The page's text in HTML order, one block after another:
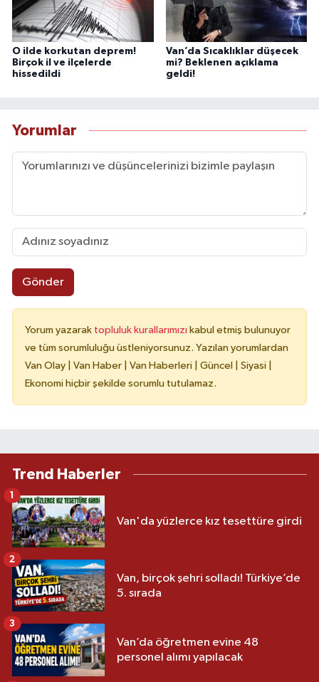
O ilde korkutan deprem!
Birçok il ve ilçelerde
hissedildi
Van’da Sıcaklıklar düşecek
mi? Beklenen açıklama
geldi!
Yorumlar
Gönder
Yorum yazarak topluluk kurallarımızı kabul etmiş bulunuyor
ve tüm sorumluluğu üstleniyorsunuz. Yazılan yorumlardan
Van Olay | Van Haber | Van Haberleri | Güncel | Siyasi |
Ekonomi hiçbir şekilde sorumlu tutulamaz.
Trend Haberler
Van'da yüzlerce kız tesettüre girdi
1
Van, birçok şehri solladı! Türkiye’de
5. sırada
2
Van’da öğretmen evine 48
personel alımı yapılacak
3